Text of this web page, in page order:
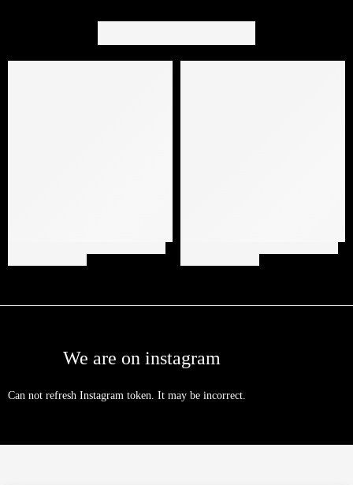
We are on instagram
Can not refresh Instagram token. It may be incorrect.